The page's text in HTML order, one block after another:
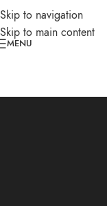
Skip to navigation
Skip to main content
MENU